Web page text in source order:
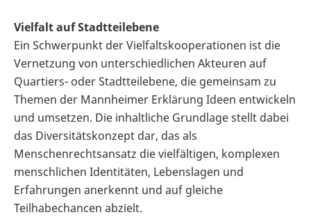
Vielfalt auf Stadtteilebene
Ein Schwerpunkt der Vielfaltskooperationen ist die
Vernetzung von unterschiedlichen Akteuren auf
Quartiers- oder Stadtteilebene, die gemeinsam zu
Themen der Mannheimer Erklärung Ideen entwickeln
und umsetzen. Die inhaltliche Grundlage stellt dabei
das Diversitätskonzept dar, das als
Menschenrechtsansatz die vielfältigen, komplexen
menschlichen Identitäten, Lebenslagen und
Erfahrungen anerkennt und auf gleiche
Teilhabechancen abzielt.